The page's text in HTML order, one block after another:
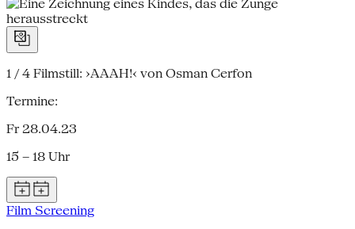
1 / 4 Filmstill: ›AAAH!‹ von Osman Cerfon
Termine:
Fr 28.04.23
15 – 18 Uhr
Film Screening